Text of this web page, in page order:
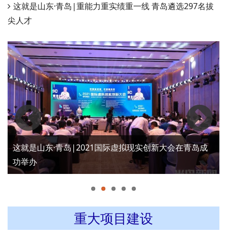
这就是山东·青岛|重能力重实绩重一线 青岛遴选297名拔
尖人才
这就是山东·青岛|市北区铸就“坐东向西、向海而兴”全域
发展蓝图
重大项目建设